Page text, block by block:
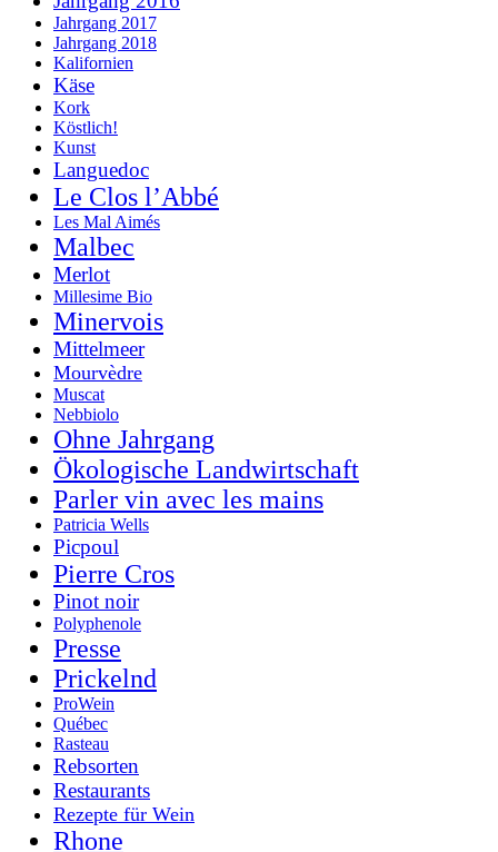
Jahrgang 2017
Jahrgang 2018
Kalifornien
Käse
Kork
Köstlich!
Kunst
Languedoc
Le Clos l’Abbé
Les Mal Aimés
Malbec
Merlot
Millesime Bio
Minervois
Mittelmeer
Mourvèdre
Muscat
Nebbiolo
Ohne Jahrgang
Ökologische Landwirtschaft
Parler vin avec les mains
Patricia Wells
Picpoul
Pierre Cros
Pinot noir
Polyphenole
Presse
Prickelnd
ProWein
Québec
Rasteau
Rebsorten
Restaurants
Rezepte für Wein
Rhone